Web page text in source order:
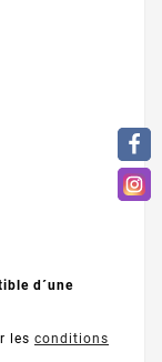
d´une
les conditions